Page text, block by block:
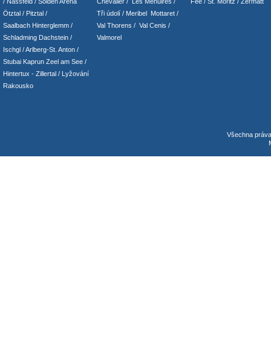
Ötztal / Pitztal /
Saalbach Hinterglemm /
Schladming Dachstein /
Ischgl /Arlberg-St. Anton /
Stubai Kaprun Zeel am See /
Hintertux - Zillertal / Lyžování
Rakousko
Tři údolí / Meribel Mottaret /
Val Thorens / Val Cenis /
Valmorel
Všechna